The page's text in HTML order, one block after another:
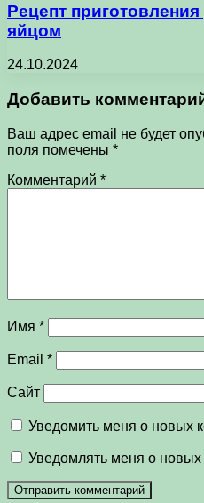
Рецепт
яйцом
24.10.2024
Добавить
Ваш адрес email не будет
поля помечены *
Комментарий *
Имя *
Email *
Сайт
Уведомить меня о новых
Уведомлять меня о новых